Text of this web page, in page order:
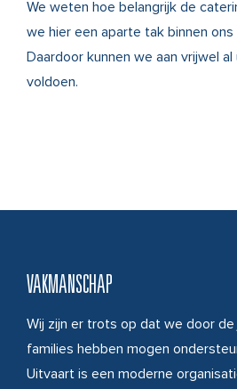
We weten hoe belangrijk de
we hier een aparte tak binnen
Daardoor kunnen we aan vrijwel
voldoen.
VAKMANSCHAP
Wij zijn er trots op dat we door
families hebben mogen
Uitvaart is een moderne